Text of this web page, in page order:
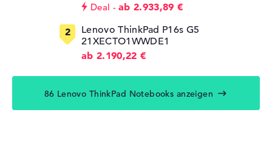
Deal
ab 2.933,89 €
Lenovo ThinkPad P16s G5
21XECTO1WWDE1
ab 2.190,22 €
86 Lenovo ThinkPad Notebooks anzeigen